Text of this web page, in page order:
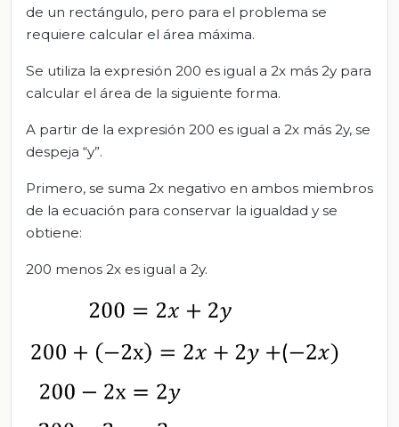
de un rectángulo, pero para el problema se
requiere calcular el área máxima.
Se utiliza la expresión 200 es igual a 2x más 2y para
calcular el área de la siguiente forma.
A partir de la expresión 200 es igual a 2x más 2y, se
despeja “y”.
Primero, se suma 2x negativo en ambos miembros
de la ecuación para conservar la igualdad y se
obtiene:
200 menos 2x es igual a 2y.